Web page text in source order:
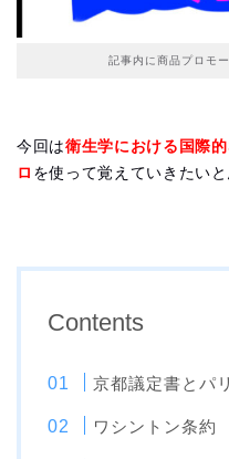
記事内に商品プロモ
今回は衛生学における国際
ロ を使って覚えていきたいと
Contents
京都議定書とパ
ワシントン条約